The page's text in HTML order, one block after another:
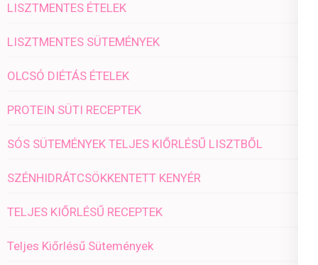
LISZTMENTES ÉTELEK
LISZTMENTES SÜTEMÉNYEK
OLCSÓ DIÉTÁS ÉTELEK
PROTEIN SÜTI RECEPTEK
SÓS SÜTEMÉNYEK TELJES KIŐRLÉSŰ LISZTBŐL
SZÉNHIDRÁTCSÖKKENTETT KENYÉR
TELJES KIŐRLÉSŰ RECEPTEK
Teljes Kiőrlésű Sütemények